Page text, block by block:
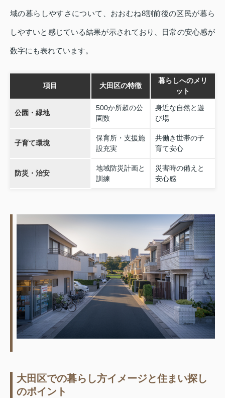
域の暮らしやすさについて、おおむね8割前後の区民が暮ら
しやすいと感じている結果が示されており、日常の安心感が
数字にも表れています。
項目 大田区の特徴
暮らしへのメリ
ット
公園・緑地
500か所超の公
園数
身近な自然と遊
び場
子育て環境
保育所・支援施
設充実
共働き世帯の子
育て安心
防災・治安
地域防災計画と
訓練
災害時の備えと
安心感
大田区での暮らし方イメージと住まい探し
のポイント